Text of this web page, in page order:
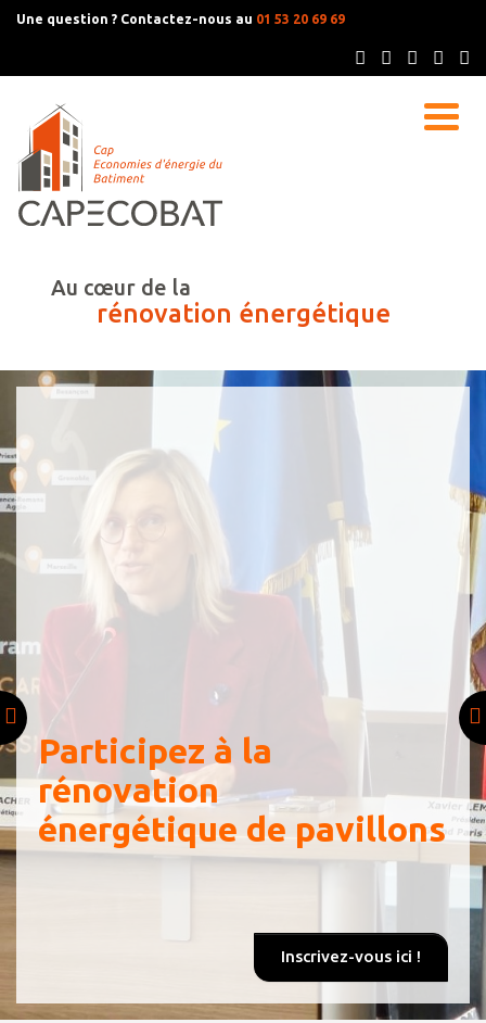
Une question ? Contactez-nous au 01 53 20 69 69
Au cœur de la
rénovation énergétique
Previous
Participez à la
rénovation
énergétique de pavillons
Inscrivez-vous ici !